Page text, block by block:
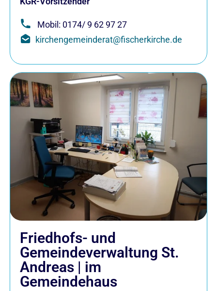
Mobil: 0174/ 9 62 97 27
kirchengemeinderat@fischerkirche.de
Friedhofs- und
Gemeindeverwaltung St.
Andreas | im
Gemeindehaus